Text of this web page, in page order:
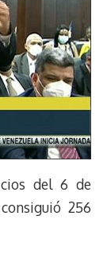
del 6 de
256